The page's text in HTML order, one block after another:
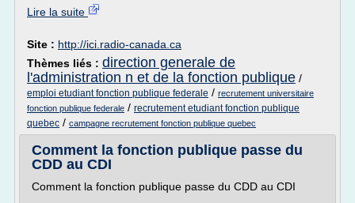
Lire la suite
Site : http://ici.radio-canada.ca
Thèmes liés : direction generale de
l'administration n et de la fonction publique /
emploi etudiant fonction publique federale / recrutement universitaire
fonction publique federale / recrutement etudiant fonction publique
quebec / campagne recrutement fonction publique quebec
Comment la fonction publique passe du
CDD au CDI
Comment la fonction publique passe du CDD au CDI